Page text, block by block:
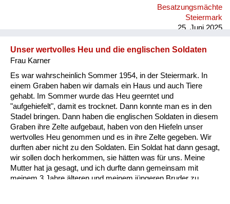
Seppling-Karndorf haben sich die Bauern dann getroffen, weil
er war der der höchstgelegene Bauernhof, am nächs...
Besatzungsmächte
Steiermark
25. Juni 2025
Unser wertvolles Heu und die englischen Soldaten
Frau Karner
Es war wahrscheinlich Sommer 1954, in der Steiermark. In
einem Graben haben wir damals ein Haus und auch Tiere
gehabt. Im Sommer wurde das Heu geerntet und
"aufgehiefelt", damit es trocknet. Dann konnte man es in den
Stadel bringen. Dann haben die englischen Soldaten in diesem
Graben ihre Zelte aufgebaut, haben von den Hiefeln unser
wertvolles Heu genommen und es in ihre Zelte gegeben. Wir
durften aber nicht zu den Soldaten. Ein Soldat hat dann gesagt,
wir sollen doch herkommen, sie hätten was für uns. Meine
Mutter hat ja gesagt, und ich durfte dann gemeinsam mit
meinem 3 Jahre älteren und meinem jüngeren Bruder zu